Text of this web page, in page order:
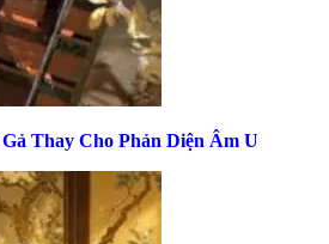
Thay Cho Phản Diện Âm U